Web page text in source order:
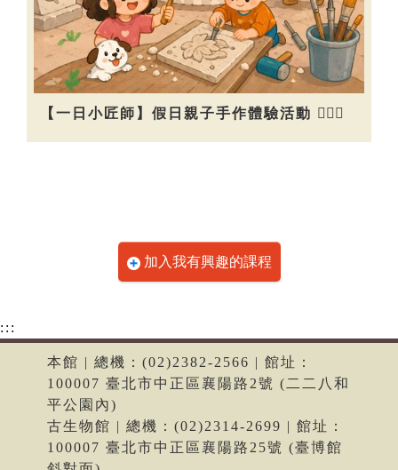
【一日小匠師】假日親子手作體驗活動 👷🏻‍♀️
加入我有興趣的課程
:::
本館 | 總機：(02)2382-2566 | 館址：
100007 臺北市中正區襄陽路2號 (二二八和
平公園內)
古生物館 | 總機：(02)2314-2699 | 館址：
100007 臺北市中正區襄陽路25號 (臺博館